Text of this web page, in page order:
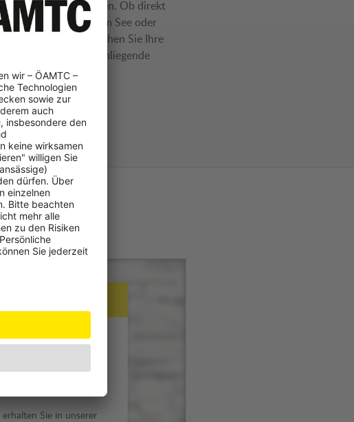
Glamping-Erlebnissen. Ob direkt
im Wandergebiet, am See oder
Sauna – verwirklichen Sie Ihre
entdecken Sie die umliegende
freuen uns auf Sie!
jetzt buchen!
Mapbox
) benötigen
Sie in unserer